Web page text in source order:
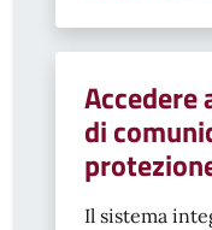
Accedere
di
Il sistema